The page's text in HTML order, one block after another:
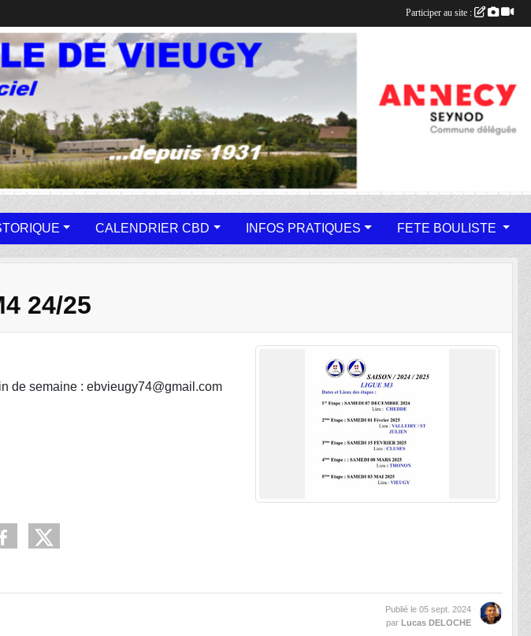
CALENDRIER CBD INFOS PRATIQUES FETE BOULISTE
24/25
de semaine : ebvieugy74@gmail.com
Publié le 05 sept. 2024
par
Lucas DELOCHE
Participer au site :